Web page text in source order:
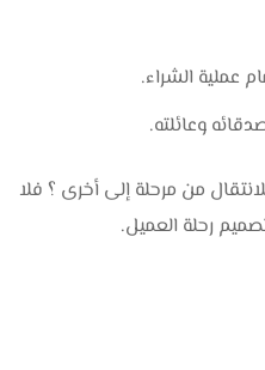
عملية الشراء.
وعائلته.
من مرحلة إلى أخرى ؟ فلا
رحلة العميل.